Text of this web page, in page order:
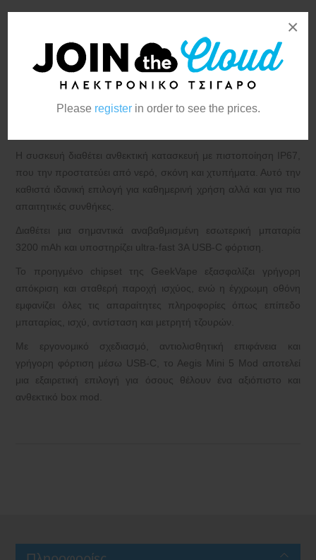
Please registerin order to see the prices.
×
Το GeekVape Aegis Mini 5 Mod αποτελεί μια ισχυρή και
ανθεκτική συσκευή ηλεκτρονικού τσιγάρου, σχεδιασμένη για
χρήστες που αναζητούν υψηλή απόδοση και αξιοπιστία.
compact μέγεθος με ισχυρή απόδοση έως 100W,
Η συσκευή διαθέτει ανθεκτική κατασκευή με πιστοποίηση IP67,
που την προστατεύει από νερό, σκόνη και χτυπήματα. Αυτό την
καθιστά ιδανική επιλογή για καθημερινή χρήση αλλά και για πιο
απαιτητικές συνθήκες.
Διαθέτει μια σημαντικά αναβαθμισμένη εσωτερική μπαταρία
3200 mAh και υποστηρίζει ultra-fast 3A USB-C φόρτιση.
Το προηγμένο chipset της GeekVape εξασφαλίζει γρήγορη
απόκριση και σταθερή παροχή ισχύος, ενώ η έγχρωμη οθόνη
εμφανίζει όλες τις απαραίτητες πληροφορίες όπως επίπεδο
μπαταρίας, ισχύ, αντίσταση και μετρητή τζουρών.
Με εργονομικό σχεδιασμό, αντιολισθητική επιφάνεια και
γρήγορη φόρτιση μέσω USB-C, το Aegis Mini 5 Mod αποτελεί
μια εξαιρετική επιλογή για όσους θέλουν ένα αξιόπιστο και
ανθεκτικό box mod.